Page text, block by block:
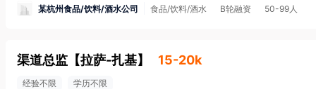
某杭州食品/饮料/酒水公司 食品/饮料/酒水 B轮融资 50-99人
渠道总监 【拉萨-扎基】 15-20k
经验不限 学历不限